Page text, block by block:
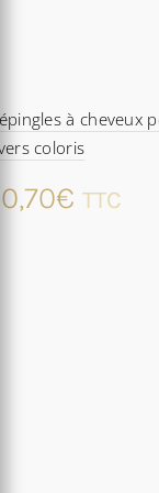
à cheveux
coloris
€ TTC